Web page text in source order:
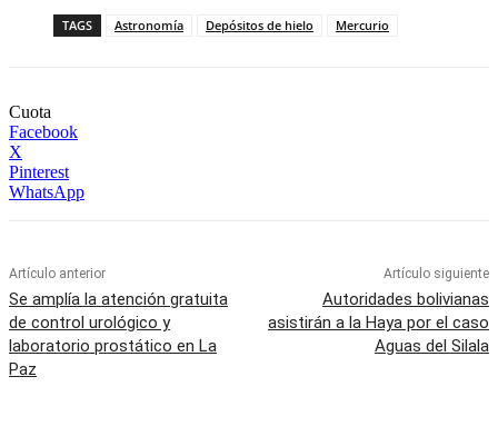
TAGS Astronomía Depósitos de hielo Mercurio
Cuota
Facebook
X
Pinterest
WhatsApp
Artículo anterior
Se amplía la atención gratuita
de control urológico y
laboratorio prostático en La
Paz
Artículo siguiente
Autoridades bolivianas
asistirán a la Haya por el caso
Aguas del Silala